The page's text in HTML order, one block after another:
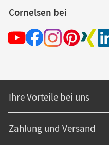
Cornelsen bei
Ihre Vorteile bei uns
Zahlung und Versand